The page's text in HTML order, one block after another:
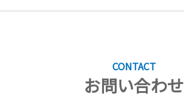
CONTACT
お問い合わせ